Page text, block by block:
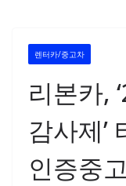
렌터카/중고차
리본카,
감사제’
인증중